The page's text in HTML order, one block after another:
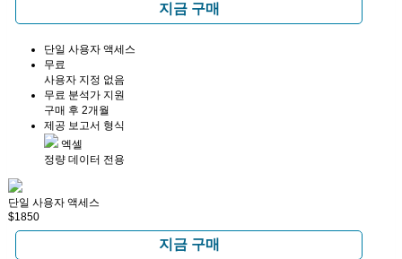
지금 구매
단일 사용자 액세스
무료
사용자 지정 없음
무료 분석가 지원
구매 후 2개월
제공 보고서 형식
엑셀
정량 데이터 전용
단일 사용자 액세스
$1850
지금 구매